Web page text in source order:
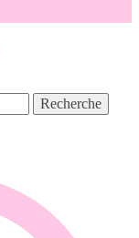
Recherche
Recherche